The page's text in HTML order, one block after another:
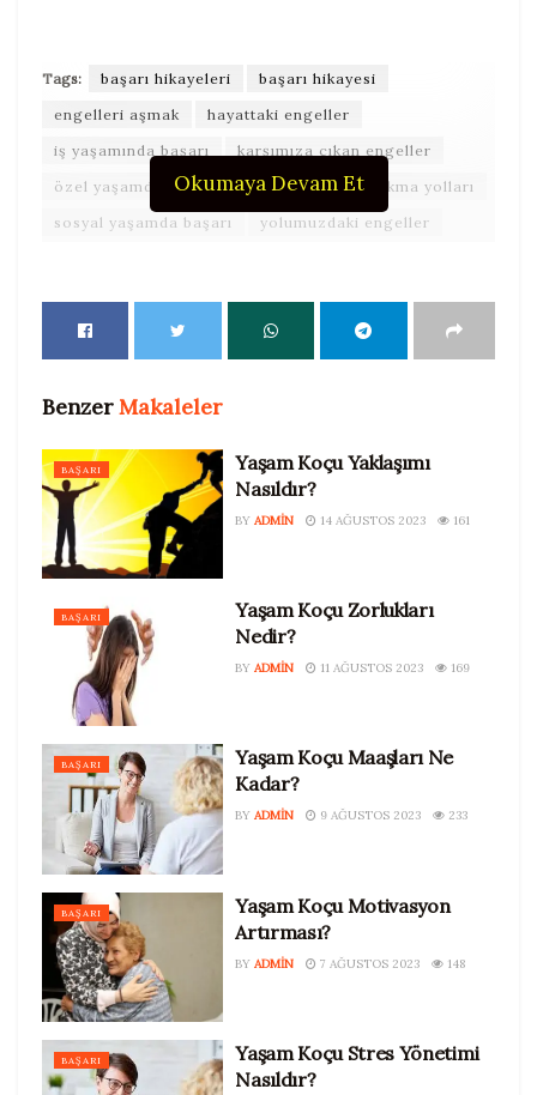
Okumaya Devam Et
Tags: başarı hikayeleri
başarı hikayesi
engelleri aşmak
hayattaki engeller
iş yaşamında başarı
karşımıza çıkan engeller
özel yaşamda başarı
sorunlarla başa çıkma yolları
sosyal yaşamda başarı
yolumuzdaki engeller
BenzerMakaleler
BAŞARI
Yaşam Koçu Yaklaşımı
Nasıldır?
BY ADMIN 14 AĞUSTOS 2023 161
BAŞARI
Yaşam Koçu Zorlukları
Nedir?
BY ADMIN 11 AĞUSTOS 2023 169
BAŞARI
Yaşam Koçu Maaşları Ne
Kadar?
BY ADMIN 9 AĞUSTOS 2023 233
BAŞARI
Yaşam Koçu Motivasyon
Artırması?
BY ADMIN 7 AĞUSTOS 2023 148
BAŞARI
Yaşam Koçu Stres Yönetimi
Nasıldır?